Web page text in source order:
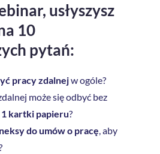
usłyszysz
10
pytań:
pracy zdalnejw ogóle?
może się odbyć bez
kartki papieru?
do umów o pracę, aby